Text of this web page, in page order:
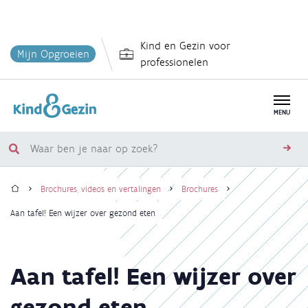
en
inhoud
Mijn Opgroeien
Kind en Gezin voor
professionelen
MENU
Waar
je
Kruimelpad
HomeBrochures, video's en vertalingen Brochures
Aan tafel! Een wijzer over gezond eten
Aan tafel! Een wijzer over